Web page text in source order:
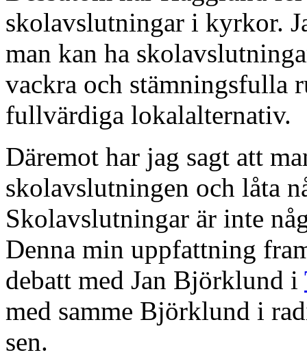
skolavslutningar i kyrkor.
man kan ha
vackra och stämningsfulla
fullvärdiga lokalalternativ.
Däremot har jag sagt att
skolavslutningen och låta
Skolavslutningar är inte
Denna min uppfattning
debatt med Jan Björklund i
med samme Björklund i
sen.